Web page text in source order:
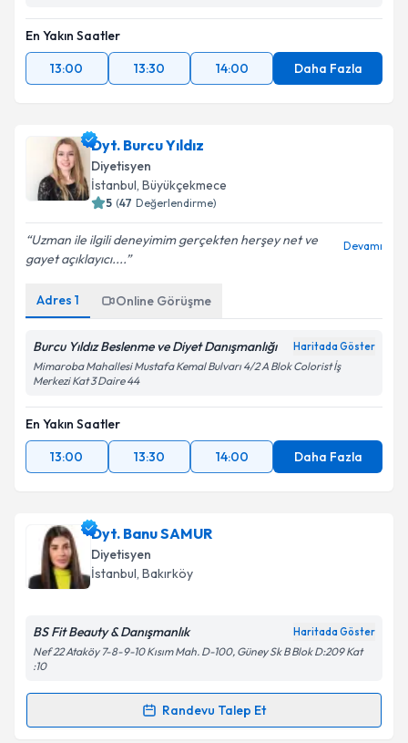
En Yakın Saatler
13:00
13:30 14:00 Daha Fazla
Dyt. Burcu Yıldız
Diyetisyen
İstanbul, Büyükçekmece
5 (47 Değerlendirme)
Uzman ile ilgili deneyimim gerçekten herşey net ve
gayet açıklayıcı....
Devamı
Adres 1 Online Görüşme
Burcu Yıldız Beslenme ve Diyet Danışmanlığı Haritada Göster
Mimaroba Mahallesi Mustafa Kemal Bulvarı 4/2 A Blok Colorist İş
Merkezi Kat 3 Daire 44
En Yakın Saatler
13:00
13:30 14:00 Daha Fazla
Dyt. Banu SAMUR
Diyetisyen
İstanbul, Bakırköy
BS Fit Beauty & Danışmanlık Haritada Göster
Nef 22 Ataköy 7-8-9-10 Kısım Mah. D-100, Güney Sk B Blok D:209 Kat
:10
Randevu Talep Et
Randevu Takvimi Talebi